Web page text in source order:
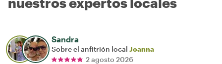
Sandra
Sobre el anfitrión local Joanna
2 agosto 2026